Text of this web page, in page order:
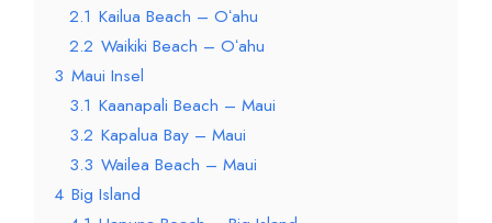
2.1 Kailua Beach – Oʻahu
2.2 Waikiki Beach – Oʻahu
3 Maui Insel
3.1 Kaanapali Beach – Maui
3.2 Kapalua Bay – Maui
3.3 Wailea Beach – Maui
4 Big Island